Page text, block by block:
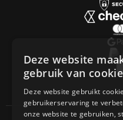
Deze website
gebruik van
Deze website gebruikt
gebruikerservaring te
onze website te gebruiken,